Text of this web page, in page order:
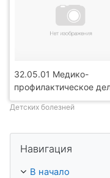
32.05.01 Медико-
профилактическое
Детских болезней
Навигация
В начало